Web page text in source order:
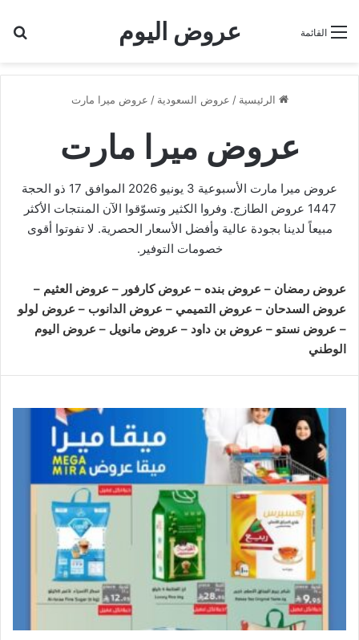
عروض اليوم القائمة
الرئيسية / عروض السعودية / عروض ميرا مارت
عروض ميرا مارت
عروض ميرا مارت الأسبوعية 3 يونيو 2026 الموافق 17 ذو الحجة
1447 عروض الطازج. وفروا الكثير وتسوّقوا الآن المنتجات الأكثر
مبيعاً لدينا بجودة عالية وأفضل الأسعار الحصرية. لا تفوتوا أقوى
خصومات التوفير.
عروض رمضان – عروض بنده – عروض كارفور – عروض العثيم –
عروض السدحان – عروض التميمي – عروض الدانوب – عروض لولو
– عروض نستو – عروض بن داود – عروض مانويل – عروض اليوم
الوطني